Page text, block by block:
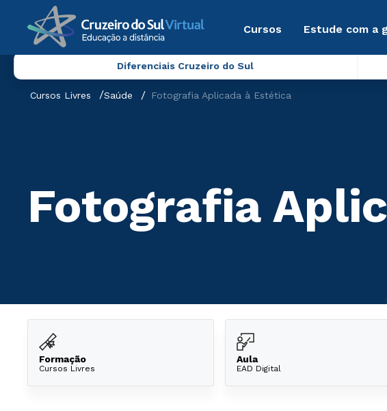
Cursos Estude com a
Diferenciais Cruzeiro do Sul
Cursos Livres Saúde Fotografia Aplicada à Estética
Fotografia
Formação
Cursos Livres
Aula
EAD Digital